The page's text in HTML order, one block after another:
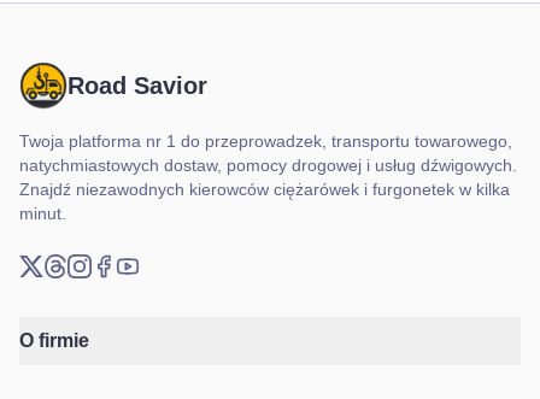
Road Savior
Twoja platforma nr 1 do przeprowadzek, transportu towarowego,
natychmiastowych dostaw, pomocy drogowej i usług dźwigowych.
Znajdź niezawodnych kierowców ciężarówek i furgonetek w kilka
minut.
O firmie